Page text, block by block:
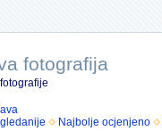
fotografija
Najbolje ocjenjeno